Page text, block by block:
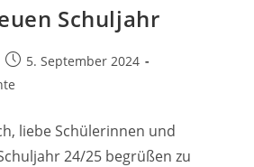
Schuljahr
Beitrag
veröffentlicht:
5. September 2024
liebe Schülerinnen und
24/25 begrüßen zu